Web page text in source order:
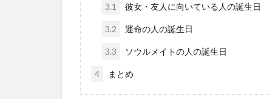
3.1 彼女・友人に向いている人の誕生日
3.2 運命の人の誕生日
3.3 ソウルメイトの人の誕生日
4 まとめ